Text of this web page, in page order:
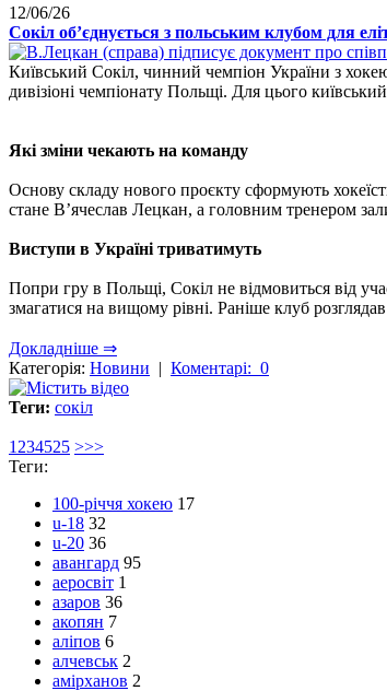
12/06/26
Сокіл об’єднується з польським клубом для
Київський Сокіл, чинний чемпіон України з
дивізіоні чемпіонату Польщі. Для цього
Які зміни чекають на команду
Основу складу нового проєкту сформують
стане В’ячеслав Лецкан, а головним тренером
Виступи в Україні триватимуть
Попри гру в Польщі, Сокіл не відмовиться від
змагатися на вищому рівні. Раніше клуб
Докладніше ⇒
Категорія: Новини | Коментарі: 0
Теги: сокіл
1234525 >>>
Теги:
100-річчя хокею 17
u-18 32
u-20 36
авангард 95
аеросвіт 1
азаров 36
акопян 7
аліпов 6
алчевськ 2
амірханов 2